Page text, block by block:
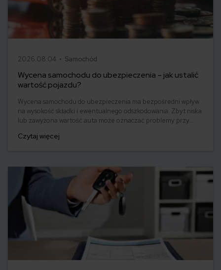
2026.08.04 • Samochód
Wycena samochodu do ubezpieczenia – jak ustalić
wartość pojazdu?
Wycena samochodu do ubezpieczenia ma bezpośredni wpływ
na wysokość składki i ewentualnego odszkodowania. Zbyt niska
lub zawyżona wartość auta może oznaczać problemy przy
samochodu, co bierze pod uwagę przy wycenie i jak
Czytaj więcej